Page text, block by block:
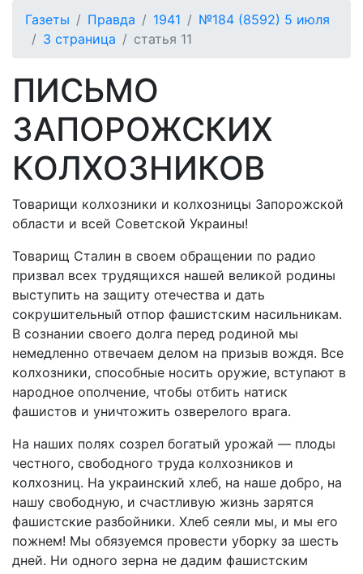
Газеты Правда 1941
№184 (8592) 5 июля
3 страница
статья 11
ПИСЬМО
ЗАПОРОЖСКИХ
КОЛХОЗНИКОВ
Товарищи колхозники и колхозницы Запорожской
области и всей Советской Украины!
Товарищ Сталин в своем обращении по радио
призвал всех трудящихся нашей великой родины
выступить на защиту отечества и дать
сокрушительный отпор фашистским насильникам.
В сознании своего долга перед родиной мы
немедленно отвечаем делом на призыв вождя. Все
колхозники, способные носить оружие, вступают в
народное ополчение, чтобы отбить натиск
фашистов и уничтожить озверелого врага.
На наших полях созрел богатый урожай — плоды
честного, свободного труда колхозников и
колхозниц. На украинский хлеб, на наше добро, на
нашу свободную, и счастливую жизнь зарятся
фашистские разбойники. Хлеб сеяли мы, и мы его
пожнем! Мы обязуемся провести уборку за шесть
дней. Ни одного зерна не дадим фашистским